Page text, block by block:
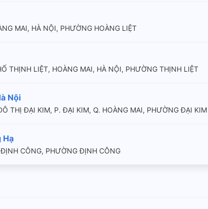
MAI, HÀ NỘI, PHƯỜNG HOÀNG LIỆT
THỊNH LIỆT, HOÀNG MAI, HÀ NỘI, PHƯỜNG THỊNH LIỆT
Nội
THỊ ĐẠI KIM, P. ĐẠI KIM, Q. HOÀNG MAI, PHƯỜNG ĐẠI KIM
Hạ
CÔNG, PHƯỜNG ĐỊNH CÔNG